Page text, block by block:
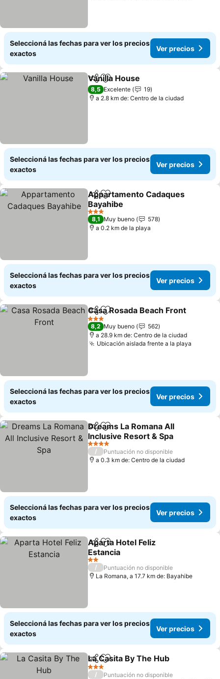
Seleccioná las fechas para ver los precios
exactos
Ver precios
CompartirAñadir a favoritos
Vanilla House
8,5 Excelente
19
a 2.8 km de: Centro de la ciudad
Seleccioná las fechas para ver los precios
exactos
Ver precios
CompartirAñadir a favoritos
Appartamento Cadaques
Bayahibe
Ver precios
3 Estrellas
8,1 Muy bueno
578
a 0.2 km de la playa
Seleccioná las fechas para ver los precios
exactos
Ver precios
CompartirAñadir a favoritos
Casa Rosada Beach Front
3 Estrellas
8,2 Muy bueno
562
a 28.9 km de: Centro de la ciudad
Ubicación aislada frente a la playa
Seleccioná las fechas para ver los precios
exactos
Ver precios
CompartirAñadir a favoritos
Dreams La Romana All
Inclusive Resort & Spa
Ver precios
4 Estrellas
/
Puntuación no disponible
a 0.3 km de: Centro de la ciudad
Seleccioná las fechas para ver los precios
exactos
Ver precios
CompartirAñadir a favoritos
Aparta Hotel Feliz
Estancia
Ver precios
2 Estrellas
/
Puntuación no disponible
La Romana, a 17.7 km de: Bayahibe
Seleccioná las fechas para ver los precios
exactos
Ver precios
CompartirAñadir a favoritos
La Casita By The Hub
3 Estrellas
/
Puntuación no disponible